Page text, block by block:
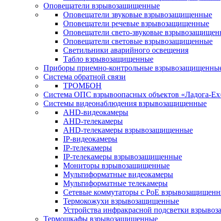
Оповещатели взрывозащищенные
Оповещатели звуковые взрывозащищенные
Оповещатели речевые взрывозащищенные
Оповещатели свето-звуковые
Оповещатели световые взрывозащищенные
Светильники аварийного освещения
Табло взрывозащищенные
Приборы приемно-контрольные
Система обратной связи
ТРОМБОН
Система ОПС взрывоопасных объектов «Ладога-
Системы видеонаблюдения взрывозащищенные
AHD-видеокамеры
AHD-телекамеры
AHD-телекамеры взрывозащищенные
IP-видеокамеры
IP-телекамеры
IP-телекамеры взрывозащищенные
Мониторы взрывозащищенные
Мультиформатные видеокамеры
Мультиформатные телекамеры
Сетевые коммутаторы с РоЕ
Термокожухи взрывозащищенные
Устройства инфракрасной подсветки
Термошкафы взрывозащищенные